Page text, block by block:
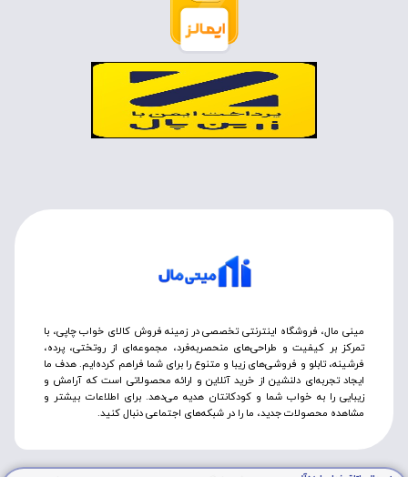
مینی مال، فروشگاه اینترنتی تخصصی در زمینه فروش کالای خواب چاپی، با
تمرکز بر کیفیت و طراحی‌های منحصربه‌فرد، مجموعه‌ای از روتختی‌، پرده،
فرشینه، تابلو و فروشی‌های زیبا و متنوع را برای شما فراهم کرده‌ایم. هدف ما
ایجاد تجربه‌ای دلنشین از خرید آنلاین و ارائه محصولاتی است که آرامش و
زیبایی را به خواب شما و کودکانتان هدیه می‌دهد. برای اطلاعات بیشتر و
مشاهده محصولات جدید، ما را در شبکه‌های اجتماعی دنبال کنید.